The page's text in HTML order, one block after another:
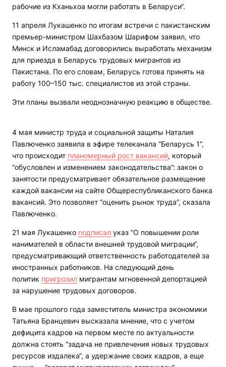
рабочие из Кханьхоа могли работать в Беларуси“.
11 апреля Лукашенко по итогам встречи с пакистанским
премьер-министром Шахбазом Шарифом заявил, что
Минск и Исламабад договорились выработать механизм
для приезда в Беларусь трудовых мигрантов из
Пакистана. По его словам, Беларусь готова принять на
работу 100–150 тыс. специалистов из этой страны.
Эти планы вызвали неоднозначную реакцию в обществе.
4 мая министр труда и социальной защиты Наталия
Павлюченко заявила в эфире телеканала “Беларусь 1“,
что происходит планомерный рост вакансий, который
“обусловлен и изменением законодательства”: закон о
занятости предусматривает обязательное размещение
каждой вакансии на сайте Общереспубликанского банка
вакансий. Это позволяет “оценить рынок труда”, сказала
Павлюченко.
21 мая Лукашенко подписал указ “О повышении роли
нанимателей в области внешней трудовой миграции“,
предусматривающий ответственность работодателей за
иностранных работников. На следующий день
политик пригрозил мигрантам мгновенной депортацией
за нарушение трудовых договоров.
В мае прошлого года заместитель министра экономики
Татьяна Бранцевич высказала мнение, что с учетом
дефицита кадров на первом месте по актуальности
должна стоять “задача не привлечения новых трудовых
ресурсов издалека“, а удержание своих кадров, а еще